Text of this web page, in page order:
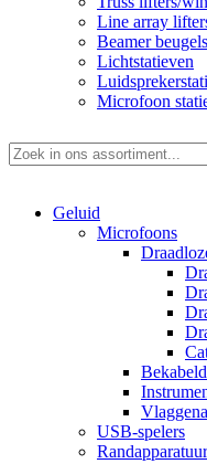
Line array
Beamer beugels
Lichtstatieven
Microfoon
naar:
Geluid
Microfoons
USB-spelers
Randapparatuur